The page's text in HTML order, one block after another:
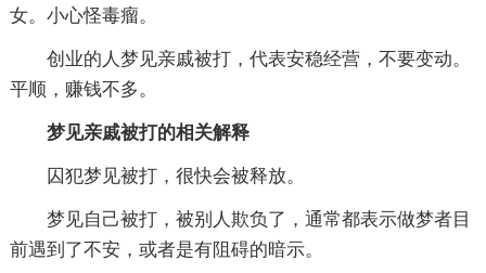
女。小心怪毒瘤。
创业的人梦见亲戚被打，代表安稳经营，不要变动。
平顺，赚钱不多。
梦见亲戚被打的相关解释
囚犯梦见被打，很快会被释放。
梦见自己被打，被别人欺负了，通常都表示做梦者目
前遇到了不安，或者是有阻碍的暗示。